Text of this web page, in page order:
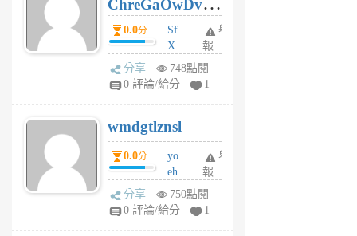
前
ChreGaOwDv
dY0.0分
Sf
X
Pe
Jc
R
P
m
v
A
V
舉
報
分享
748點閱
0 評論/給分
1
wmdgtlznsl
0.0分
yo
eh
ld
gy
舉
報
分享
750點閱
0 評論/給分
1